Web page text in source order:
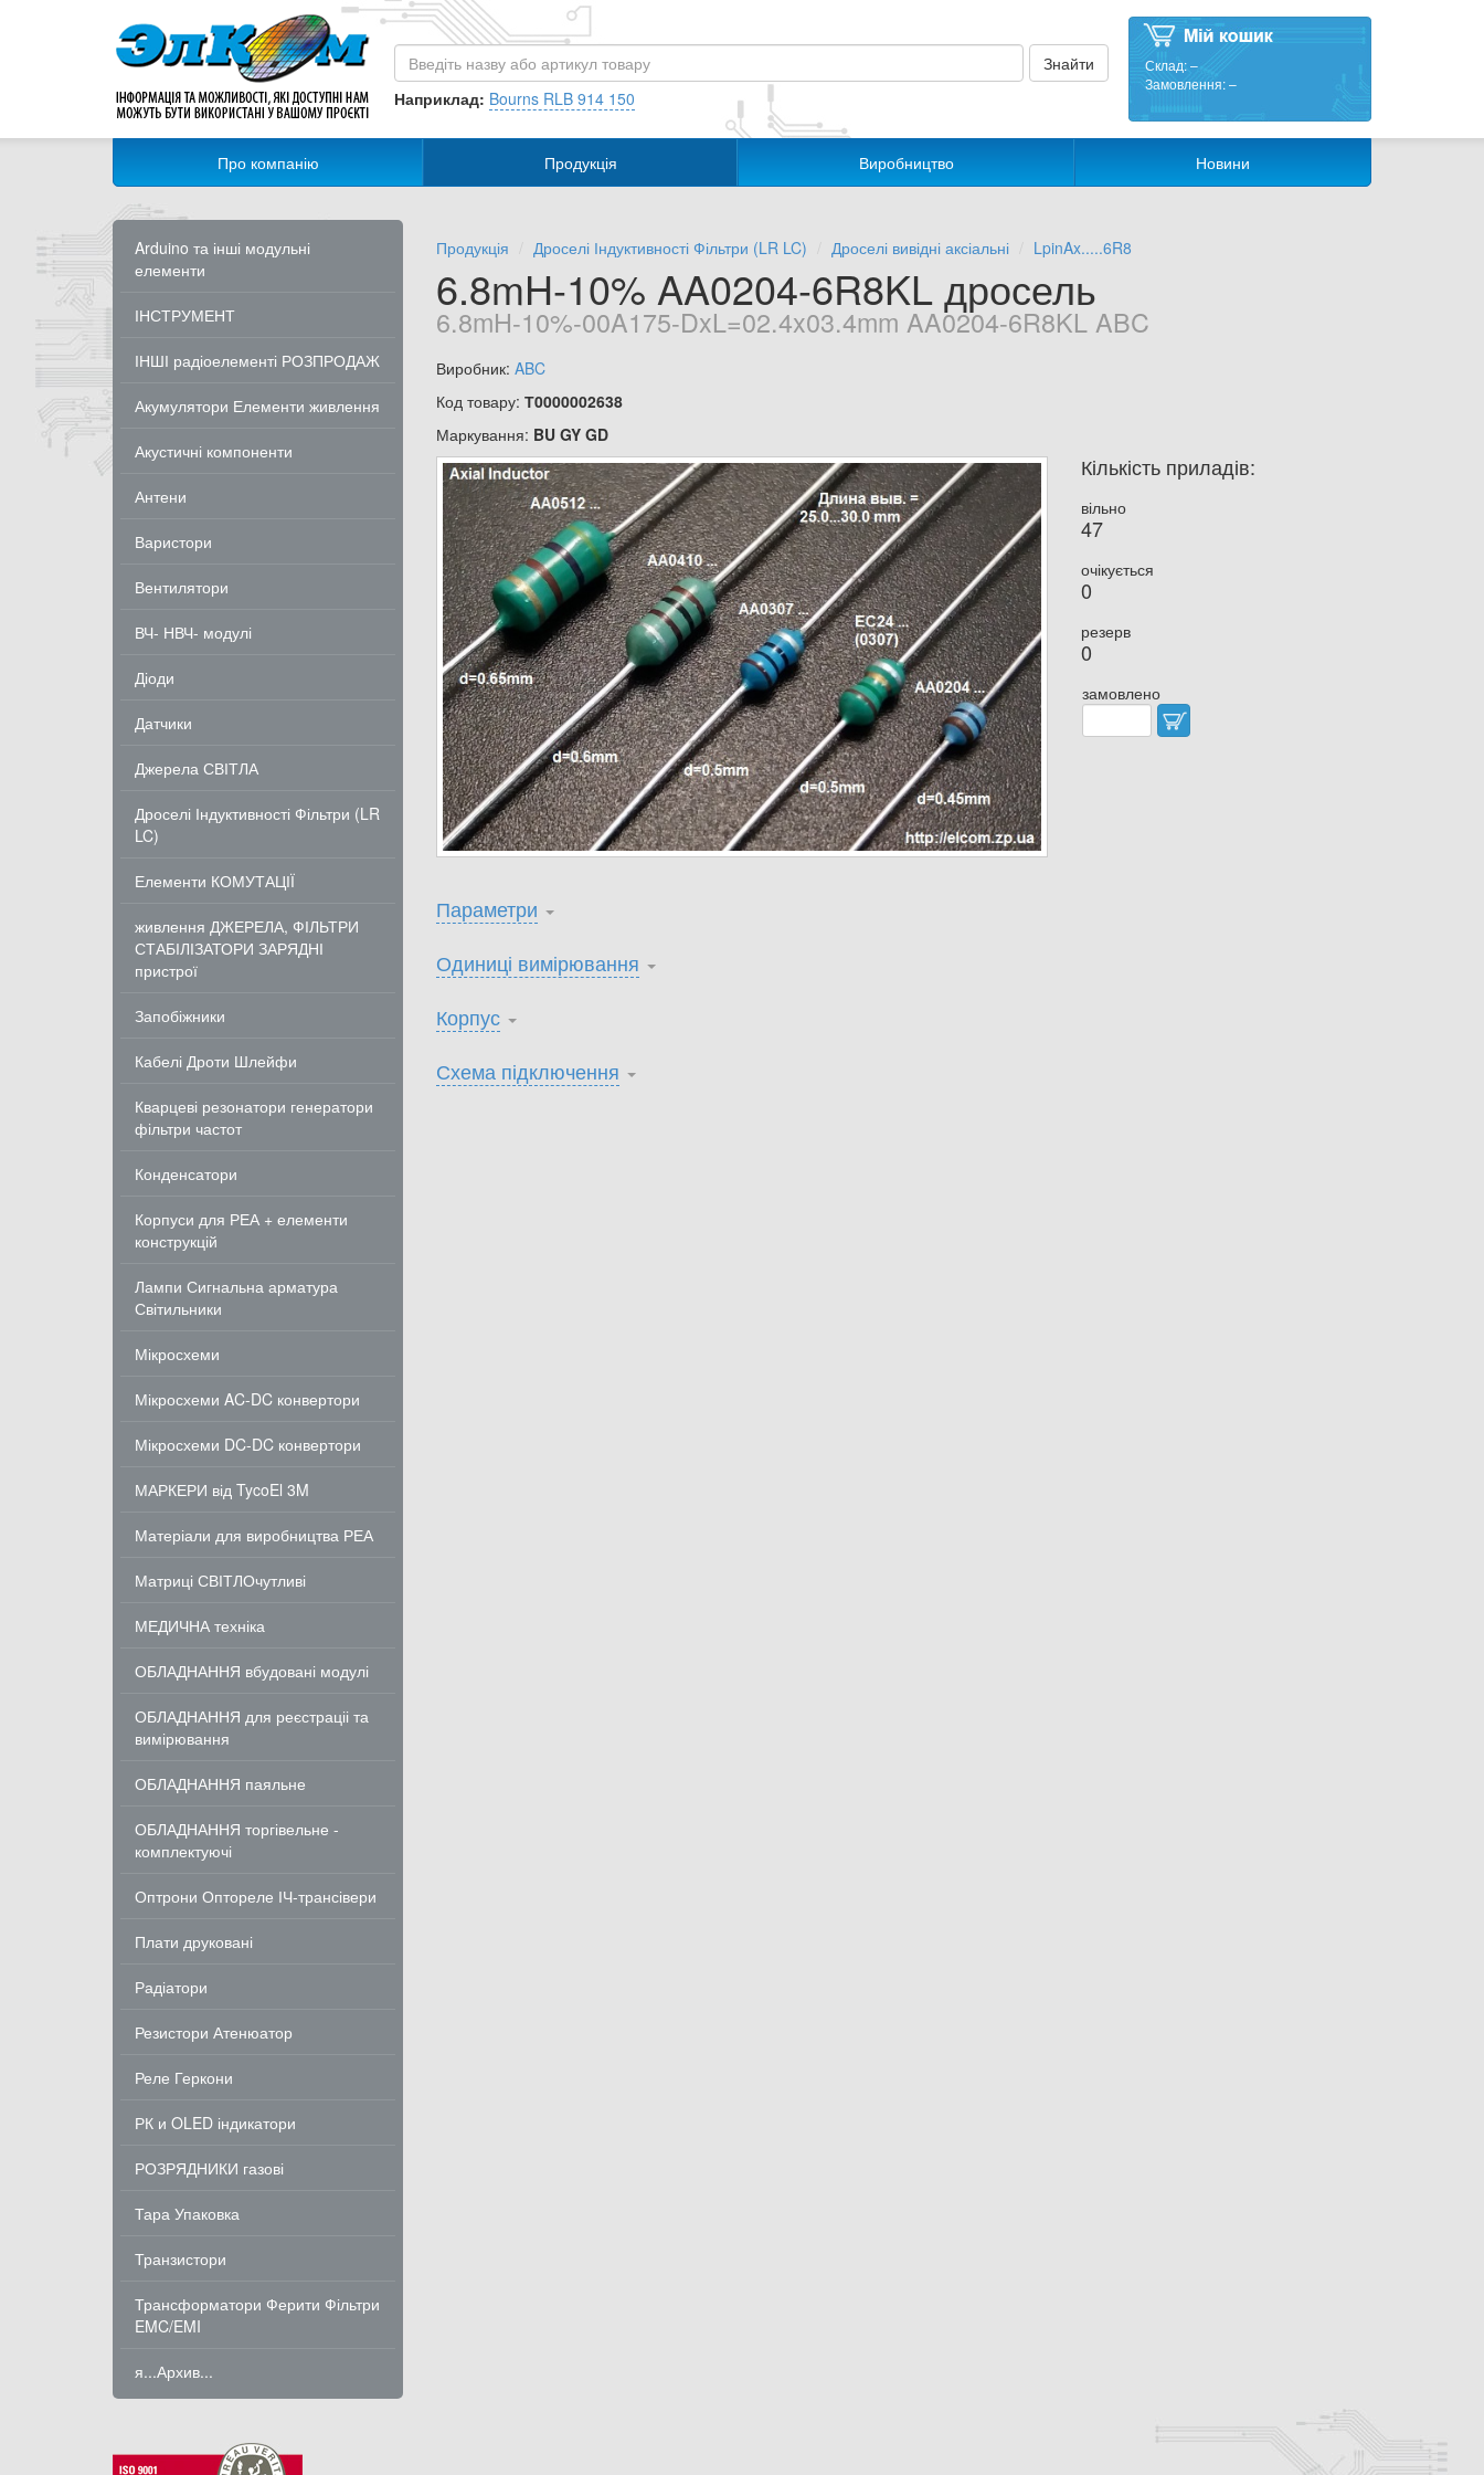
Наприклад: Bourns RLB 914 150
Склад:–
Замовлення:–
Про компанію Продукція Виробництво Новини
Arduino та інші модульні
елементи
ІНСТРУМЕНТ
ІНШІ радіоелементі РОЗПРОДАЖ
Акумулятори Елементи живлення
Акустичні компоненти
Антени
Варистори
Вентилятори
ВЧ- НВЧ- модулі
Діоди
Датчики
Джерела СВІТЛА
Дроселі Індуктивності Фільтри (LR
LC)
Елементи КОМУТАЦІЇ
живлення ДЖЕРЕЛА, ФІЛЬТРИ
СТАБІЛІЗАТОРИ ЗАРЯДНІ
пристрої
Запобіжники
Кабелі Дроти Шлейфи
Кварцеві резонатори генератори
фільтри частот
Конденсатори
Корпуси для РЕА + елементи
конструкцій
Лампи Сигнальна арматура
Світильники
Мікросхеми
Мікросхеми AC-DC конвертори
Мікросхеми DC-DC конвертори
МАРКЕРИ від TycoEl 3M
Матеріали для виробництва РЕА
Матриці СВІТЛОчутливі
МЕДИЧНА техніка
ОБЛАДНАННЯ вбудовані модулі
ОБЛАДНАННЯ для реєстраціі та
вимірювання
ОБЛАДНАННЯ паяльне
ОБЛАДНАННЯ торгівельне -
комплектуючі
Оптрони Оптореле ІЧ-трансівери
Плати друковані
Радіатори
Резистори Атенюатор
Реле Геркони
РК и OLED індикатори
РОЗРЯДНИКИ газові
Тара Упаковка
Транзистори
Трансформатори Ферити Фільтри
EMC/EMI
я...Архив...
Продукція Дроселі Індуктивності Фільтри (LR LC) Дроселі вивідні аксіальні LpinAx.....6R8
6.8mH-10% AA0204-6R8KL дросель
6.8mH-10%-00A175-DxL=02.4x03.4mm AA0204-6R8KL ABC
Виробник: ABC
Код товару: Т0000002638
Маркування: BU GY GD
Кількість приладів:
вільно
47
очікується
0
резерв
0
замовлено
Параметри
Одиниці вимірювання
Корпус
Схема підключення